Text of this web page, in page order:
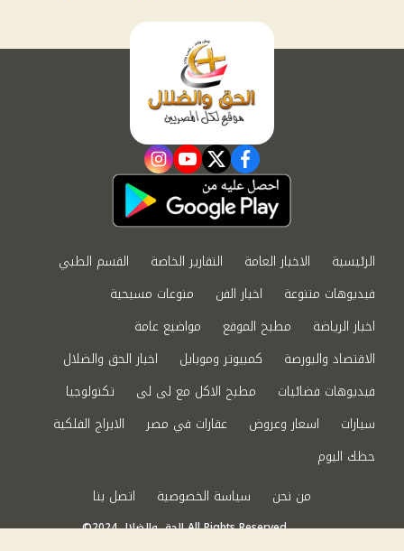
facebook
twitter
youtube
instagram
الرئيسية الاخبار العامة التقارير الخاصة
القسم الطبي
فيديوهات متنوعة
اخبار الفن
منوعات مسيحية
اخبار الرياضة
مطبخ الموقع
مواضيع عامة
الاقتصاد والبورصة
كمبيوتر وموبايل
اخبار الحق والضلال
فيديوهات فضائيات
مطبخ الاكل مع لى لى
تكنولوجيا
سيارات
اسعار وعروض عقارات في مصر
الابراج الفلكية
حظك اليوم
من نحن
سياسة الخصوصية اتصل بنا
©2024 الحق والضلال All Rights Reserved.